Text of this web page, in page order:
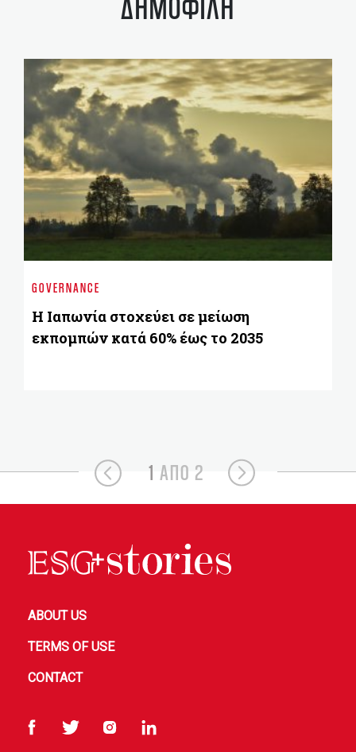
GOVERNANCE
Η Ιαπωνία στοχεύει σε μείωση
εκπομπών κατά 60% έως το 2035
1 ΑΠΟ 2
ABOUT US
TERMS OF USE
CONTACT